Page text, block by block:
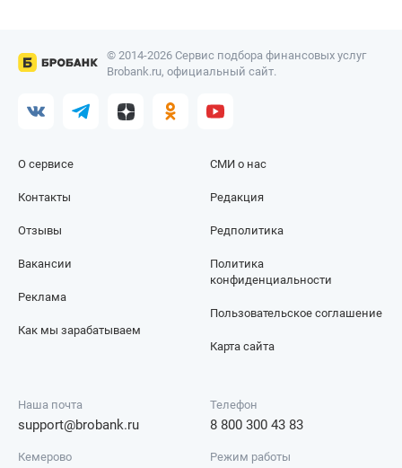
© 2014-2026 Сервис подбора финансовых услуг
Brobank.ru, официальный сайт.
О сервисе
Контакты
Отзывы
СМИ о нас
Редакция
Редполитика
Вакансии
Реклама
Как мы зарабатываем
Политика
конфиденциальности
Пользовательское соглашение
Карта сайта
Наша почта
support@brobank.ru
Телефон
8 800 300 43 83
Кемерово Режим работы